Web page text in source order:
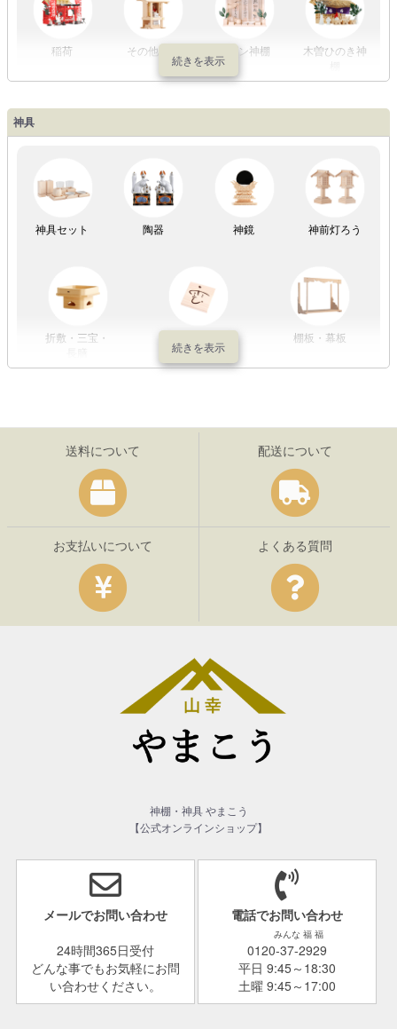
稲荷 その他の社 モダン神棚
木曽ひのき神
神具
神具セット 陶器 神鏡 神前灯ろう
折敷・三宝・
棚板・幕板
送料について 配送について
お支払いについて よくある質問
神棚・神具 やまこう
【公式オンラインショップ】
メールでお問い合わせ
24時間365日受付
どんな事でもお気軽にお問
い合わせください。
電話でお問い合わせ
みんな 福 福
0120-37-2929
平日 9:45～18:30
土曜 9:45～17:00